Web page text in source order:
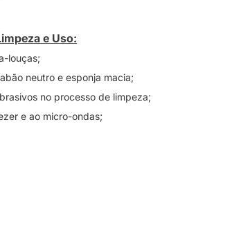
e Uso:
louças;
neutro e esponja macia;
no processo de limpeza;
e ao micro-ondas;